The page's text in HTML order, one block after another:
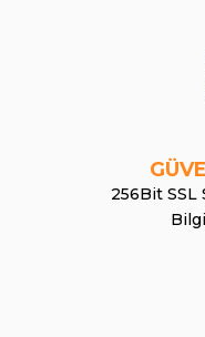
256Bit SSL